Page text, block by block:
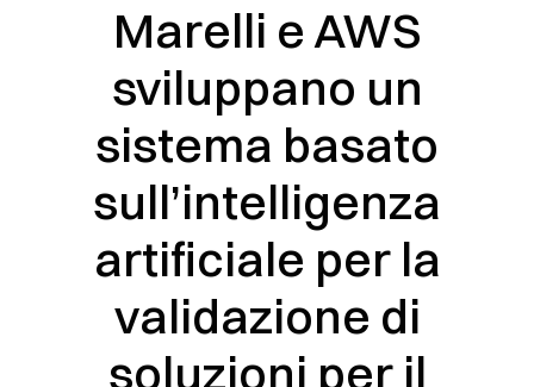
Marelli e AWS
sviluppano un
sistema basato
sull’intelligenza
artificiale per la
validazione di
soluzioni per il